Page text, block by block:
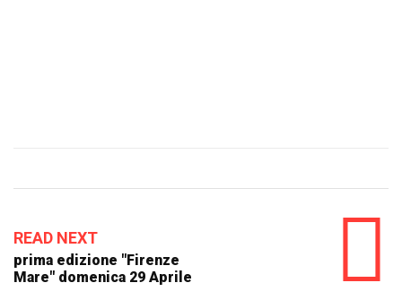
READ NEXT
prima edizione "Firenze
Mare" domenica 29 Aprile